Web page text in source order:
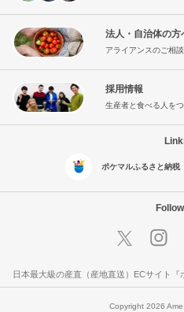
法人・自治体の方
アライアンスのご相
採用情報
生産者と食べる人を
ポケマルふるさと納税
日本最大級の産直（産地直送）ECサイト『
Copyright 2026